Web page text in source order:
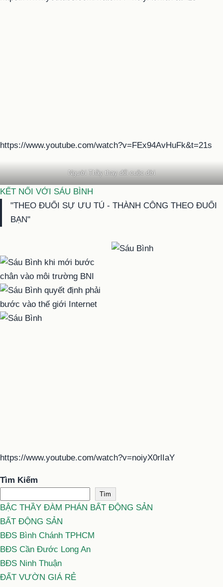
https://www.youtube.com/watch?v=FEx94AvHuFk&t=21s
Người Thầy thay đổi cuộc đời
KẾT NỐI VỚI SÁU BÌNH
"THEO ĐUỔI SỰ ƯU TÚ - THÀNH CÔNG THEO ĐUỔI
BẠN"
https://www.youtube.com/watch?v=noiyX0rlIaY
Tìm Kiếm
Tìm
BẬC THẦY ĐÀM PHÁN BẤT ĐỘNG SẢN
BẤT ĐỘNG SẢN
BĐS Bình Chánh TPHCM
BĐS Cần Đước Long An
BĐS Ninh Thuận
ĐẤT VƯỜN GIÁ RẺ